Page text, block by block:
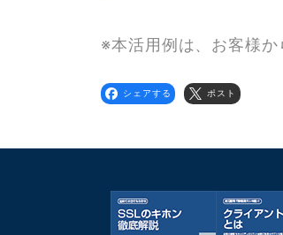
※本活用例は、お客様か
シェアする ポスト